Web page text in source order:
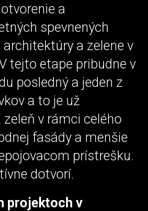
a
spevnených
a zelene v
tejto etape pribudne v
posledný a jeden z
a to je už
v rámci celého
fasády a menšie
prístrešku.
dotvorí.
projektoch v